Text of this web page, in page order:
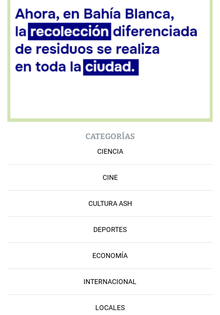
CATEGORÍAS
CIENCIA
CINE
CULTURA ASH
DEPORTES
ECONOMÍA
INTERNACIONAL
LOCALES